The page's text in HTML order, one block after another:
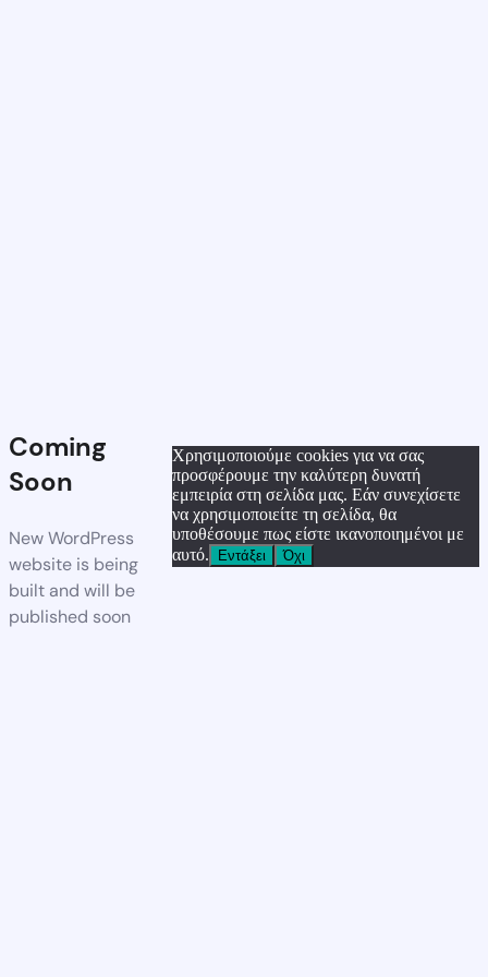
Coming
Soon
New WordPress
website is being
built and will be
published soon
Χρησιμοποιούμε cookies για να σας
προσφέρουμε την καλύτερη δυνατή
εμπειρία στη σελίδα μας. Εάν συνεχίσετε
να χρησιμοποιείτε τη σελίδα, θα
υποθέσουμε πως είστε ικανοποιημένοι με
αυτό.
Εντάξει Όχι